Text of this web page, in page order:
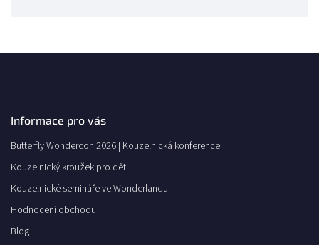
Informace pro vás
Butterfly Wondercon 2026 | Kouzelnická konference
Kouzelnický kroužek pro děti
Kouzelnické semináře ve Wonderlandu
Hodnocení obchodu
Blog